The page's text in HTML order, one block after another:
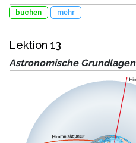
buchen mehr
Lektion 13
Astronomische Grundlagen